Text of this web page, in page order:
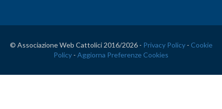
© Associazione Web Cattolici 2016/2026 - Privacy Policy- Cookie
Policy - Aggiorna Preferenze Cookies